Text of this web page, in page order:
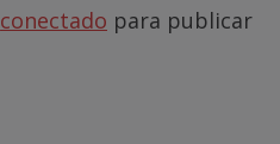
conectado para publicar